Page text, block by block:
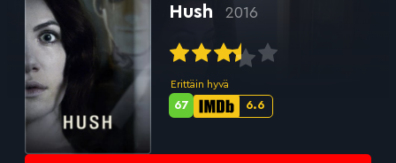
Hush 2016
Erittäin hyvä
IMDb-
6.6
Metascore-
67